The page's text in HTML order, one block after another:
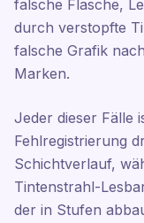
falsche Flasche,
durch verstopfte
falsche Grafik
Marken.
Jeder dieser Fälle
Fehlregistrierung
Schichtverlauf,
Tintenstrahl-
der in Stufen